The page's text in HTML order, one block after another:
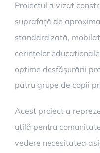
Proiectul a vizat
suprafață de
standardizată,
cerințelor
optime desfășurării
patru grupe de copii
Acest proiect a
utilă pentru
vedere necesitatea